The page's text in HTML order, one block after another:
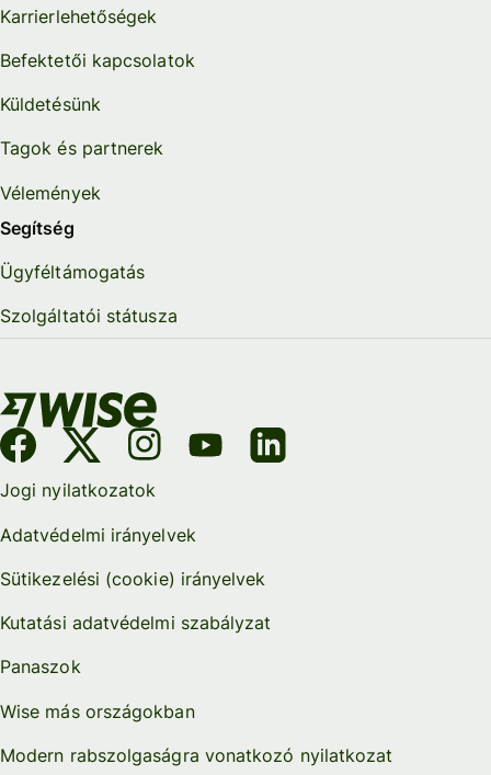
Karrierlehetőségek
Befektetői kapcsolatok
Küldetésünk
Tagok és partnerek
Vélemények
Segítség
Ügyféltámogatás
Szolgáltatói státusza
Jogi nyilatkozatok
Adatvédelmi irányelvek
Sütikezelési (cookie) irányelvek
Kutatási adatvédelmi szabályzat
Panaszok
Wise más országokban
Modern rabszolgaságra vonatkozó nyilatkozat